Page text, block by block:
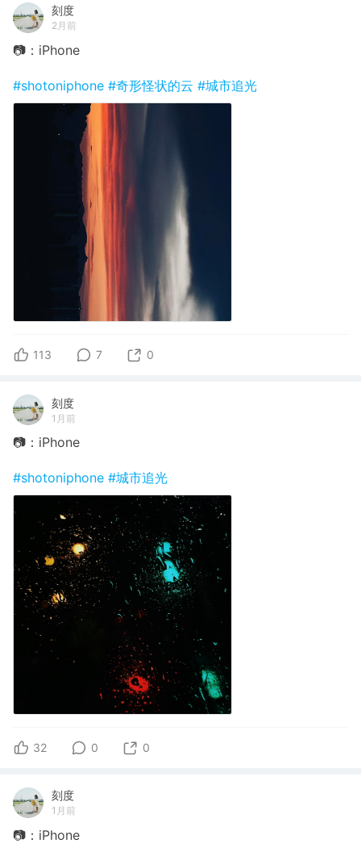
刻度
2月前
📷：iPhone
#shotoniphone #奇形怪状的云 #城市追光
113 7 0
刻度
1月前
📷：iPhone
#shotoniphone #城市追光
32 0 0
刻度
1月前
📷：iPhone